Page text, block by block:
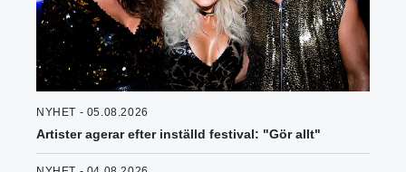
NYHET - 05.08.2026
Artister agerar efter inställd festival: "Gör allt"